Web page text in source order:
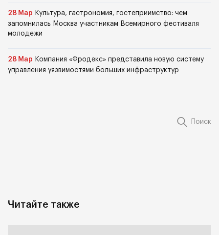
28 Мар Культура, гастрономия, гостеприимство: чем
запомнилась Москва участникам Всемирного фестиваля
молодежи
28 Мар Компания «Фродекс» представила новую систему
управления уязвимостями больших инфраструктур
Поиск
Читайте также